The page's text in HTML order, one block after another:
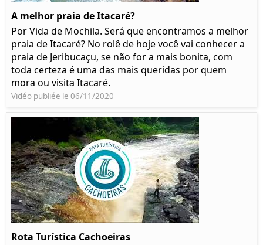
A melhor praia de Itacaré?
Por Vida de Mochila. Será que encontramos a melhor
praia de Itacaré? No rolê de hoje você vai conhecer a
praia de Jeribucaçu, se não for a mais bonita, com
toda certeza é uma das mais queridas por quem
mora ou visita Itacaré.
Vidéo publiée le 06/11/2020
Rota Turística Cachoeiras